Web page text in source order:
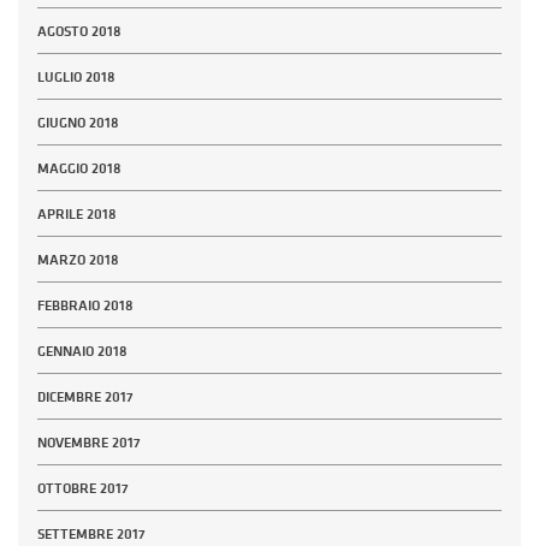
AGOSTO 2018
LUGLIO 2018
GIUGNO 2018
MAGGIO 2018
APRILE 2018
MARZO 2018
FEBBRAIO 2018
GENNAIO 2018
DICEMBRE 2017
NOVEMBRE 2017
OTTOBRE 2017
SETTEMBRE 2017